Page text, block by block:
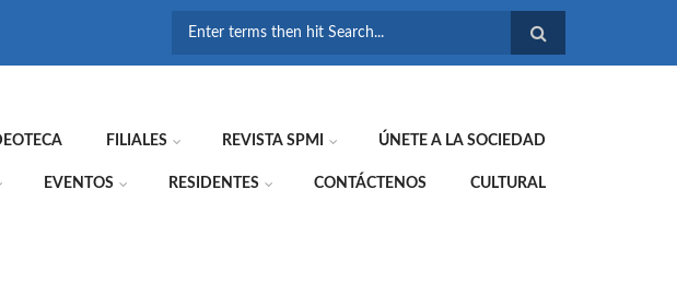
FILIALES REVISTA SPMI ÚNETE A LA SOCIEDAD
EVENTOS RESIDENTES CONTÁCTENOS CULTURAL